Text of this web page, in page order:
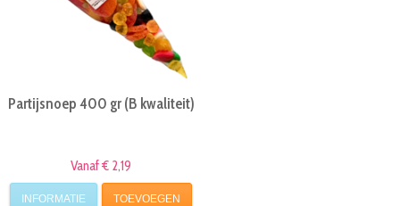
Partijsnoep 400 gr (B kwaliteit)
Vanaf € 2,19
INFORMATIE TOEVOEGEN